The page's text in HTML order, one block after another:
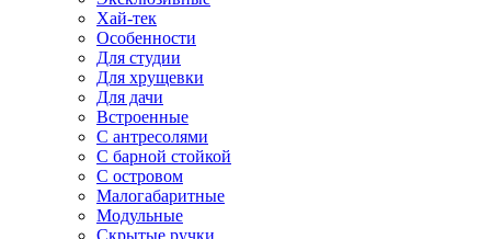
Хай-тек
Особенности
Для студии
Для хрущевки
Для дачи
Встроенные
С антресолями
С барной стойкой
С островом
Малогабаритные
Модульные
Скрытые ручки